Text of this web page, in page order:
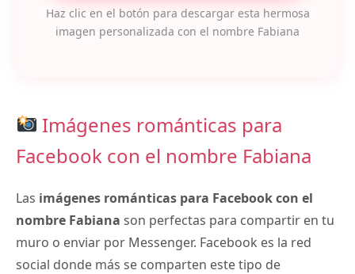
Haz clic en el botón para descargar esta hermosa
imagen personalizada con el nombre Fabiana
Imágenes románticas para
Facebook con el nombre Fabiana
Las imágenes románticas para Facebook con el
nombre Fabiana son perfectas para compartir en tu
muro o enviar por Messenger. Facebook es la red
social donde más se comparten este tipo de